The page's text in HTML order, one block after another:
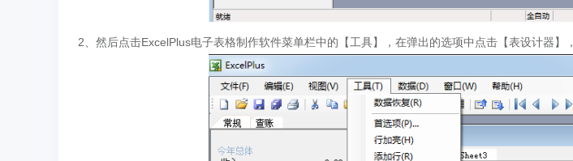
2、然后点击ExcelPlus电子表格制作软件菜单栏中的【工具】，在弹出的选项中点击【表设计器】，